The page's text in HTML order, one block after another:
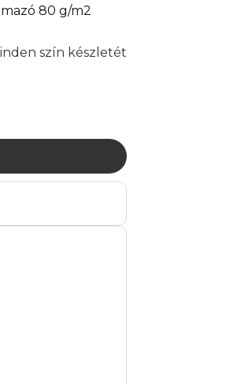
80 g/m2
szín készletét